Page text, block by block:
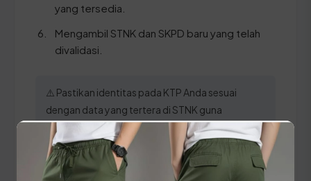
yang tersedia.
Mengambil STNK dan SKPD baru yang telah
divalidasi.
⚠️ Pastikan identitas pada KTP Anda sesuai
dengan data yang tertera di STNK guna
menghindari penolakan berkas oleh petugas
verifikasi.